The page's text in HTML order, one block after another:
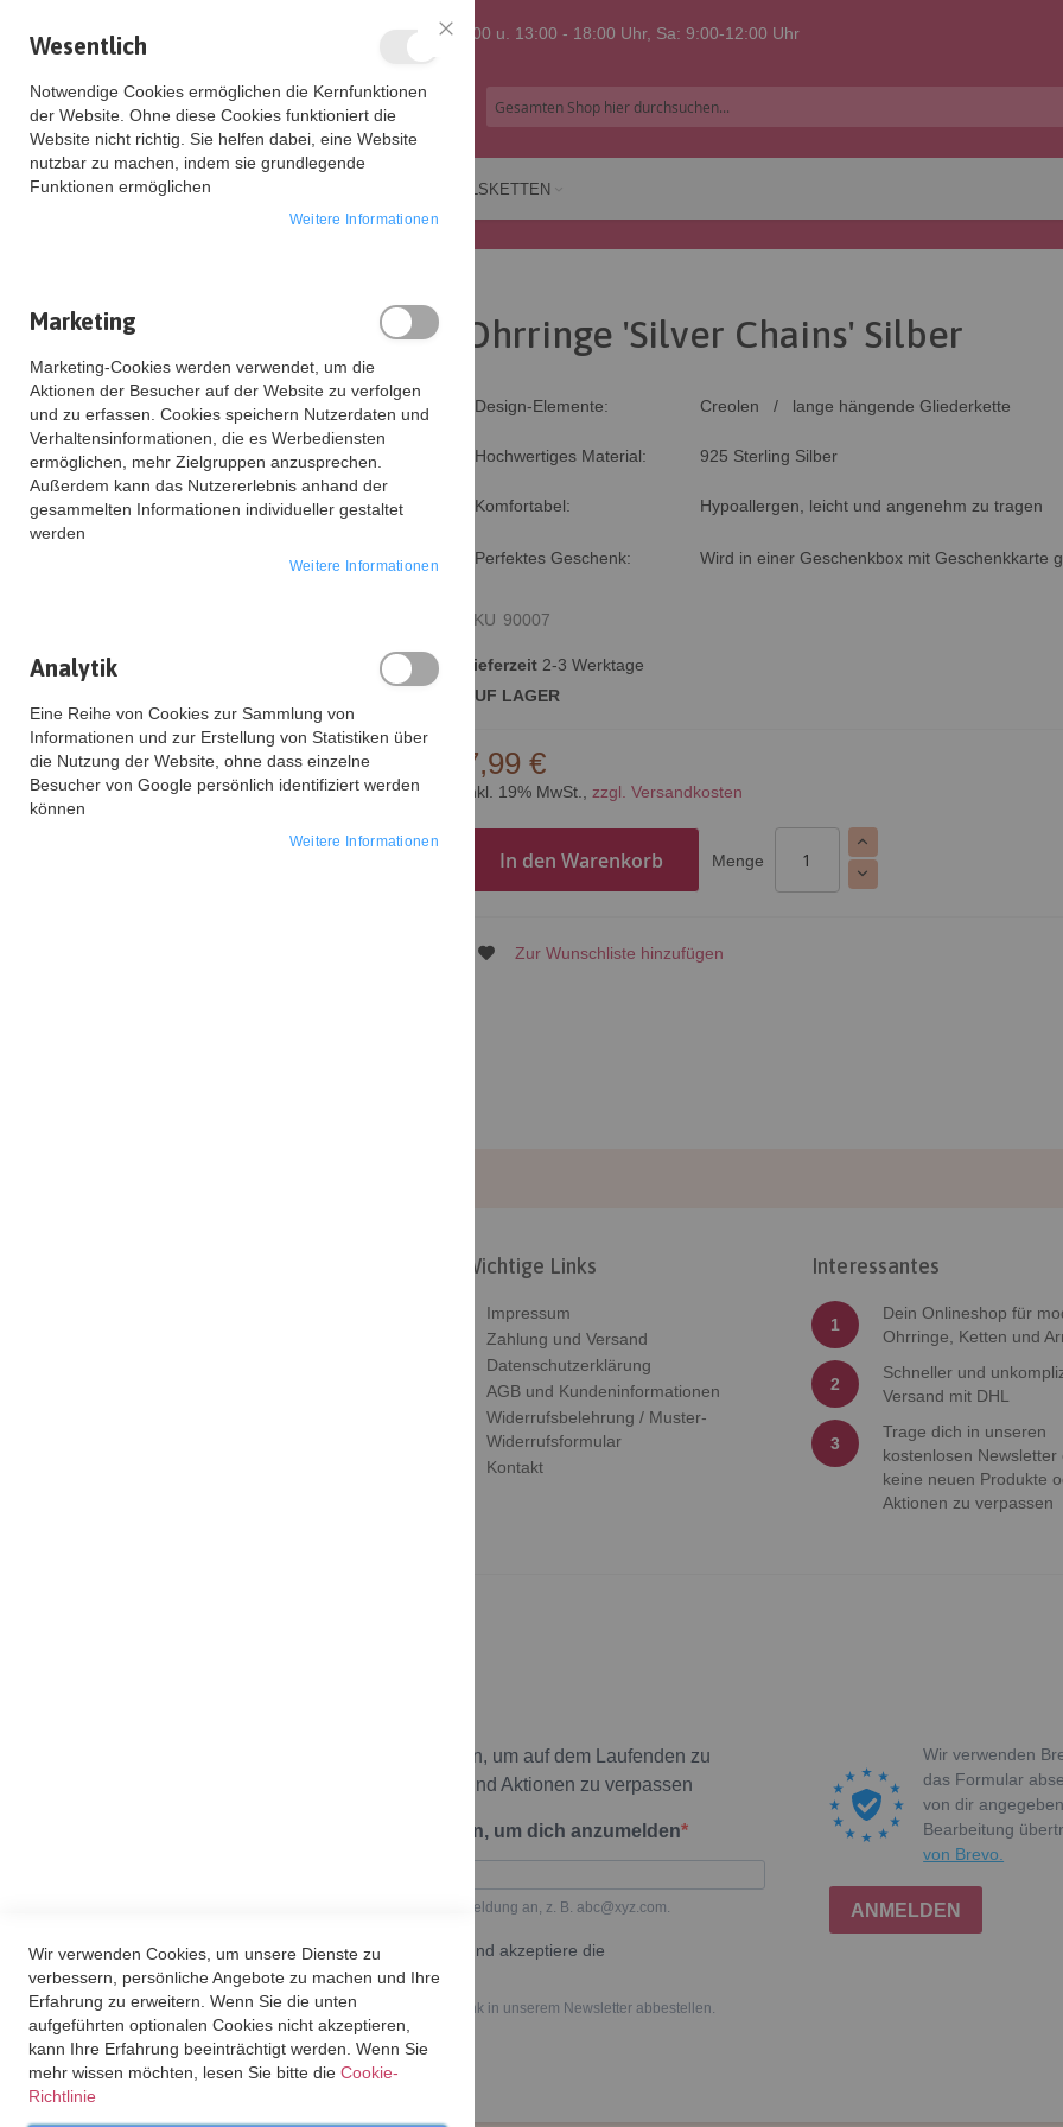
Zum
springen
+49 (0) 5121 873 6219 Mo-Fr: 9:00 - 12:00 u. 13:00 - 18:00 Uhr, Sa: 9:00-12:00 Uhr
OHRRINGE HALSKETTEN
Zum
der
Bildgalerie
springen
Zum
Anfang
Ohrringe 'Silver Chains' Silber
Design-Elemente: Creolen / lange hängende Gliederkette
Hochwertiges Material: 925 Sterling Silber
Komfortabel: Hypoallergen, leicht und angenehm zu tragen
Perfektes Geschenk: Wird in einer Geschenkbox mit Geschenkkarte
SKU 90007
Lieferzeit 2-3 Werktage
AUF LAGER
7,99 €
Inkl. 19% MwSt., zzgl. Versandkosten
Menge
In den Warenkorb
Zur Wunschliste hinzufügen
Wichtige Links
Impressum
Zahlung und Versand
Datenschutzerklärung
AGB und Kundeninformationen
Widerrufsbelehrung / Muster-
Widerrufsformular
Kontakt
Interessantes
1
Dein Onlineshop für
Ohrringe, Ketten und
2
Schneller und
Versand mit DHL
3
Trage dich in unseren
kostenlosen Newsletter
keine neuen Produkte
Aktionen zu verpassen
Melde dich zu unserem Newsletter an, um auf dem Laufenden zu
bleiben und keine neuen Angebote und Aktionen zu verpassen
Trage hier deine E-Mail-Adresse ein, um dich anzumelden
Geben Sie bitte Ihre E-Mail-Adresse für die Anmeldung an, z. B. abc@xyz.com.
Ich möchte den Newsletter erhalten und akzeptiere die
Datenschutzerklärung.
Du kannst den Newsletter jederzeit über den Link in unserem Newsletter abbestellen.
Wir verwenden
das Formular
von dir
Bearbeitung
von Brevo.
ANMELDEN
Wesentlich
Notwendige Cookies ermöglichen die Kernfunktionen
der Website. Ohne diese Cookies funktioniert die
Website nicht richtig. Sie helfen dabei, eine Website
nutzbar zu machen, indem sie grundlegende
Funktionen ermöglichen
Weitere Informationen
Marketing
Marketing-Cookies werden verwendet, um die
Aktionen der Besucher auf der Website zu verfolgen
und zu erfassen. Cookies speichern Nutzerdaten und
Verhaltensinformationen, die es Werbediensten
ermöglichen, mehr Zielgruppen anzusprechen.
Außerdem kann das Nutzererlebnis anhand der
gesammelten Informationen individueller gestaltet
werden
Weitere Informationen
Analytik
Eine Reihe von Cookies zur Sammlung von
Informationen und zur Erstellung von Statistiken über
die Nutzung der Website, ohne dass einzelne
Besucher von Google persönlich identifiziert werden
können
Weitere Informationen
Wir verwenden Cookies, um unsere Dienste zu
verbessern, persönliche Angebote zu machen und Ihre
Erfahrung zu erweitern. Wenn Sie die unten
aufgeführten optionalen Cookies nicht akzeptieren,
kann Ihre Erfahrung beeinträchtigt werden. Wenn Sie
mehr wissen möchten, lesen Sie bitte die Cookie-
Richtlinie